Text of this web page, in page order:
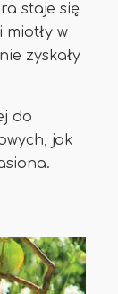
staje się
w
zyskały
do
jak